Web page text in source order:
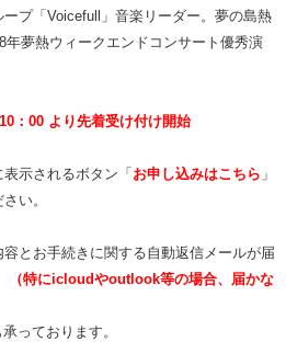
プ「Voicefull」音楽リーダー。夢の島熱
夢熱ウィークエンドコンサート優秀演
：00 より先着受け付け開始
示されるボタン「 お申し込みはこちら 」
い。
とお手続きに関する自動返信メールが届
（特にicloudやoutlook等の場合、届かな
っております。